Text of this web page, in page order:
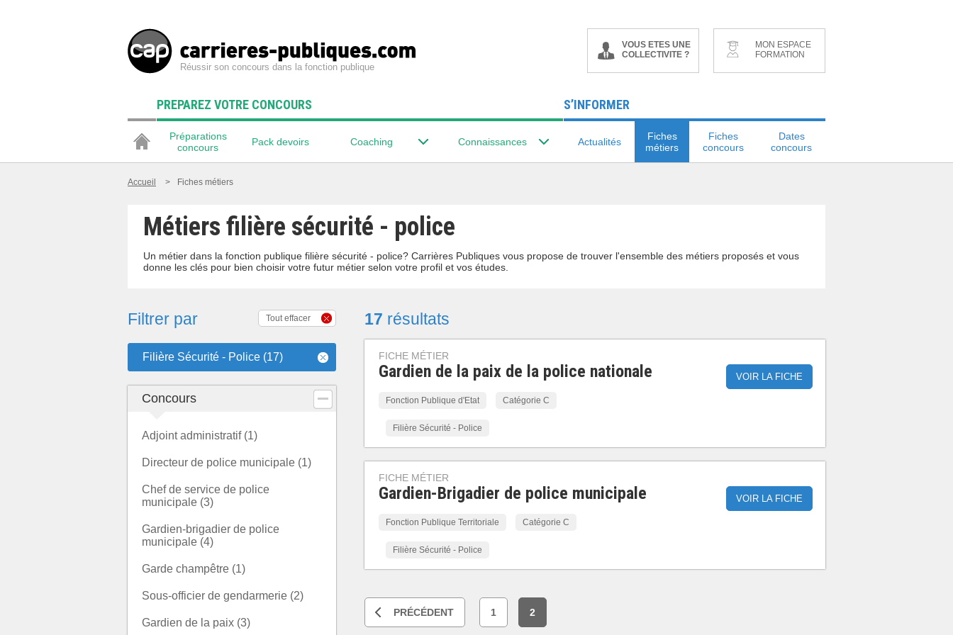
Réussir son concours dans la fonction publique
VOUS ETES UNE
COLLECTIVITE ?
MON ESPACE
FORMATION
PREPAREZ VOTRE CONCOURS
Préparations
concours
Pack devoirs Coaching Connaissances
S’INFORMER
Actualités
Fiches
métiers
Fiches
concours
Dates
concours
Accueil > Fiches métiers
Métiers filière sécurité - police
Un métier dans la fonction publique filière sécurité - police? Carrières Publiques vous propose de trouver l'ensemble des métiers proposés et vous
donne les clés pour bien choisir votre futur métier selon votre profil et vos études.
Filtrer par Tout effacer
Filière Sécurité - Police (17)
Concours
Adjoint administratif (1)
Directeur de police municipale (1)
Chef de service de police
municipale (3)
Gardien-brigadier de police
municipale (4)
Garde champêtre (1)
Sous-officier de gendarmerie (2)
Gardien de la paix (3)
17 résultats
FICHE MÉTIER
Gardien de la paix de la police nationale
Fonction Publique d'Etat Catégorie C
Filière Sécurité - Police
VOIR LA FICHE
FICHE MÉTIER
Gardien-Brigadier de police municipale
Fonction Publique Territoriale Catégorie C
Filière Sécurité - Police
VOIR LA FICHE
PRÉCÉDENT 1 2